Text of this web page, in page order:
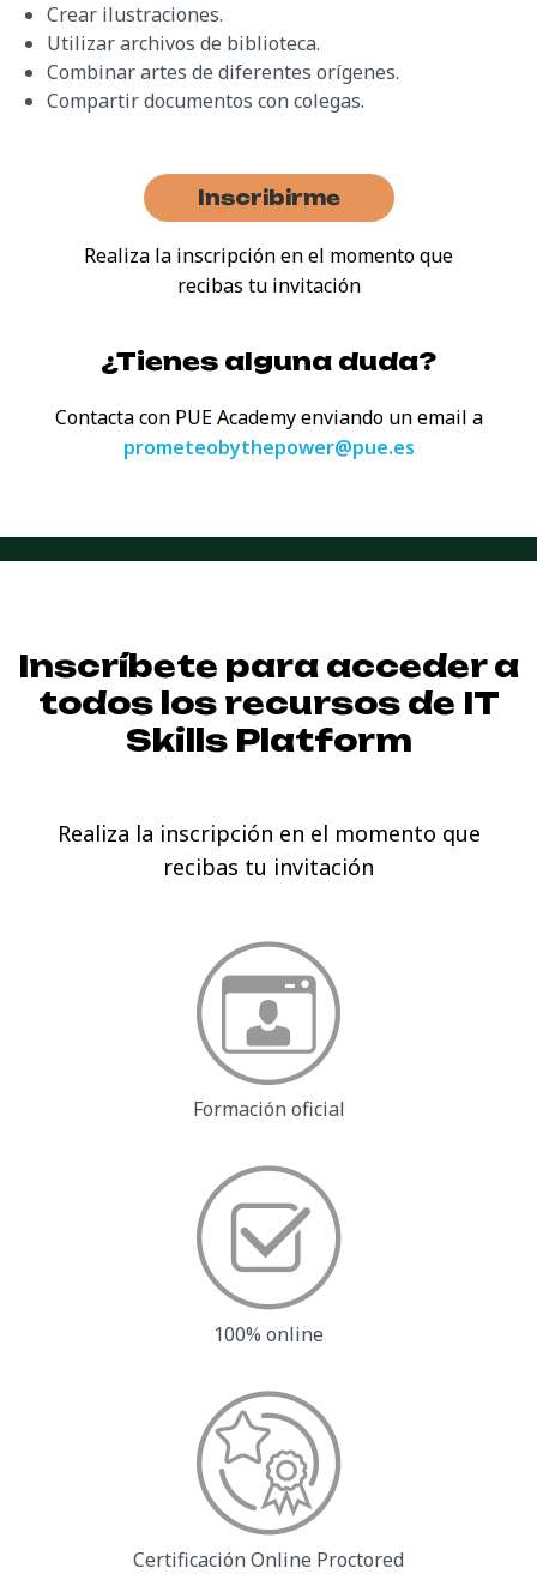
Crear ilustraciones.
Utilizar archivos de biblioteca.
Combinar artes de diferentes orígenes.
Compartir documentos con colegas.
Inscribirme
Realiza la inscripción en el momento que
recibas tu invitación
¿Tienes alguna duda?
Contacta con PUE Academy enviando un email a
prometeobythepower@pue.es
Inscríbete para acceder a
todos los recursos de IT
Skills Platform
Realiza la inscripción en el momento que
recibas tu invitación
Formación oficial
100% online
Certificación Online Proctored